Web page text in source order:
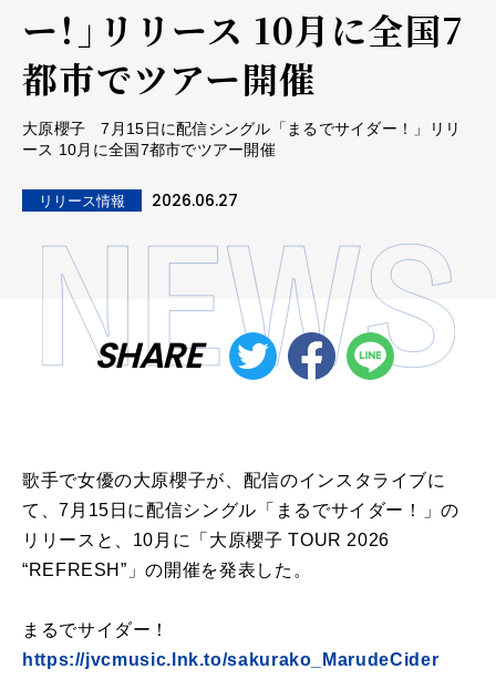
ー！」リリース 10月に全国7
都市でツアー開催
大原櫻子 7月15日に配信シングル「まるでサイダー！」リリ
ース 10月に全国7都市でツアー開催
リリース情報 2026.06.27
SHARE
歌手で女優の大原櫻子が、配信のインスタライブに
て、7月15日に配信シングル「まるでサイダー！」の
リリースと、10月に「大原櫻子 TOUR 2026
“REFRESH”」の開催を発表した。
まるでサイダー！
https://jvcmusic.lnk.to/sakurako_MarudeCider